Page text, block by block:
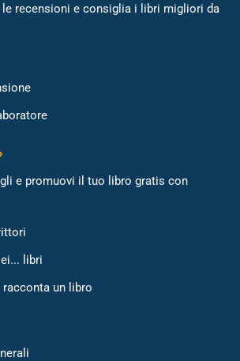
recensioni e consiglia i libri migliori da
e promuovi il tuo libro gratis con
libri
un libro